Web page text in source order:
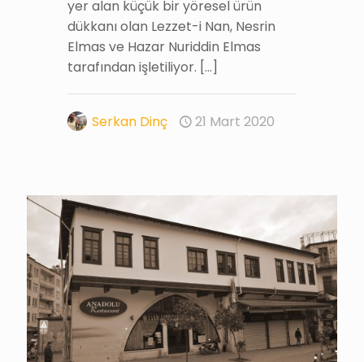
yer alan küçük bir yöresel ürün
dükkanı olan Lezzet-i Nan, Nesrin
Elmas ve Hazar Nuriddin Elmas
tarafından işletiliyor. […]
Serkan Dinç 21 Mart 2020